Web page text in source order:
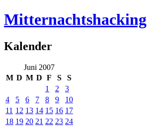
Mitternachtshacking
Kalender
Juni 2007
M D M D F S
S
1
2
3
4
5 6 7 8 9
10
11 12 13 14 15 16 17
18 19 20 21 22 23 24